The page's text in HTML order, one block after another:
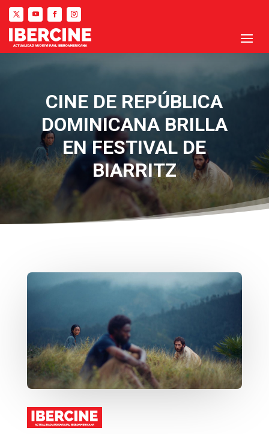
CINE DE REPÚBLICA
DOMINICANA BRILLA
EN FESTIVAL DE
BIARRITZ